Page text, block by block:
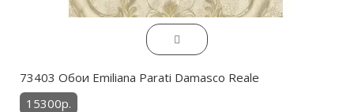
73403 Обои Emiliana Parati Damasco Reale
15300р.